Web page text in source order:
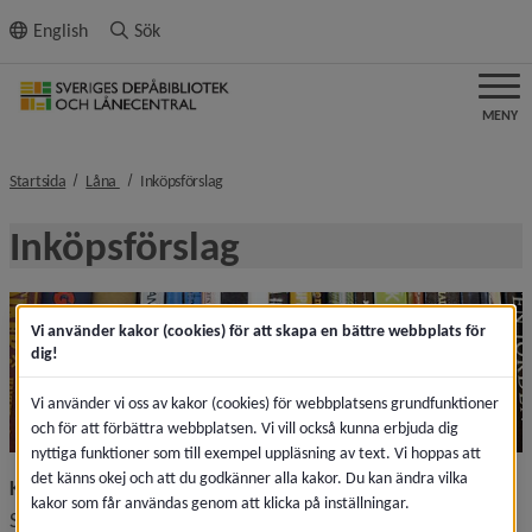
innehållet
English Sök
MENY
Startsida Låna nivå i brödsmulenavigeringen
Inköpsförslagnivå i brödsmulenavigeringen
Inköpsförslag
Kompletterande medieförsörjning
Sveriges depåbibliotek och lånecentral bistår region-, läns-
Vi använder kakor (cookies) för att skapa en bättre webbplats för
dig!
Vi använder vi oss av kakor (cookies) för webbplatsens grundfunktioner
och för att förbättra webbplatsen. Vi vill också kunna erbjuda dig
nyttiga funktioner som till exempel uppläsning av text. Vi hoppas att
det känns okej och att du godkänner alla kakor. Du kan ändra vilka
kakor som får användas genom att klicka på inställningar.